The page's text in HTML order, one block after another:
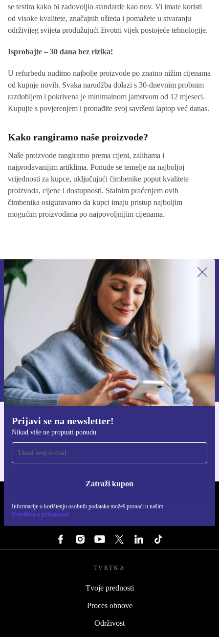
se testira kako bi zadovoljio standarde kao nov. Vi imate koristi
od visoke kvalitete, značajnih ušteda i pomažete u stvaranju
održivijeg svijeta produžujući životni vijek postojeće tehnologije.
Isprobajte – 30 dana bez rizika!
U refurbedu nudimo najbolje proizvode po znatno nižim cijenama
od kupnje novih. Svaka narudžba dolazi s 30-dnevnim probnim
razdobljem i pokrivena je minimalnom jamstvom od 12 mjeseci.
Kupujte s povjerenjem i pronađite svoj savršeni laptop već danas.
Kako rangiramo naše proizvode?
Naše proizvode rangiramo prema cijeni, zalihama i
najprodavanijim artiklima. Ponude se temelje na najboljoj
vrijednosti za kupce, uključujući čimbenike poput kvalitete
proizvoda, cijene i dostupnosti. Stalnim praćenjem ovih
čimbenika osiguravamo da kupci imaju pristup najboljim
mogućim proizvodima po najpovoljnijim cijenama.
Prijavi se na newsletter!
Nikad više ne propusti ponudu
Zatraži kupon
Informacije o korištenju osobnih podataka možeš pronaći u našim
Pravilima o privatnosti
Prijavi se na newsletter!
Nikad više ne propusti ponudu.
Zatraži kupon
Informacije o korištenju osobnih podataka možeš pronaći u našim
Pravilima privatnosti.
Preuzmi refurbed aplikaciju
Za iOS i Android
TVRTKA
Tvoje prednosti
Proces obnove
Održivost